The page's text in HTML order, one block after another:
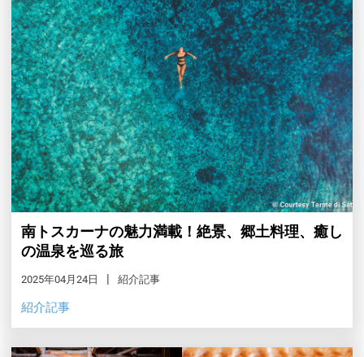
南トスカーナの魅力満載！絶景、郷土料理、癒し
の温泉を巡る旅
2025年04月24日 紹介記事
紹介記事